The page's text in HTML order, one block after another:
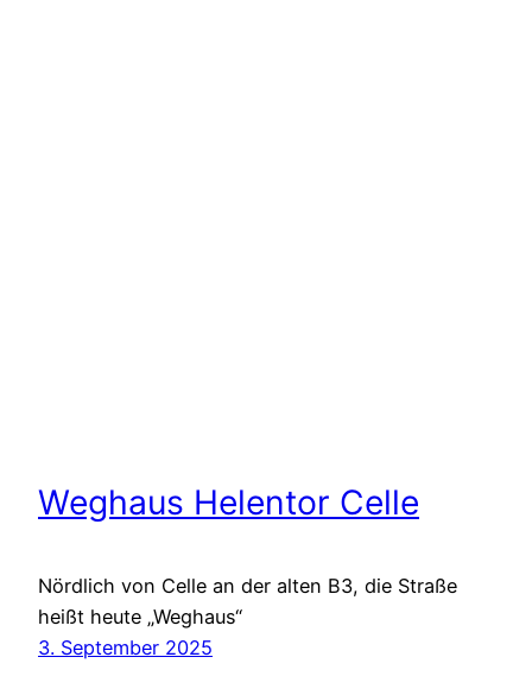
Weghaus Helentor Celle
Nördlich von Celle an der alten B3, die Straße
heißt heute „Weghaus“
3. September 2025